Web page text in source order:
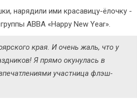
нарядили ими красавицу-ёлочку -
АВВА «Happy New Year».
края. И очень жаль, что у
Я прямо окунулась в
участница флэш-